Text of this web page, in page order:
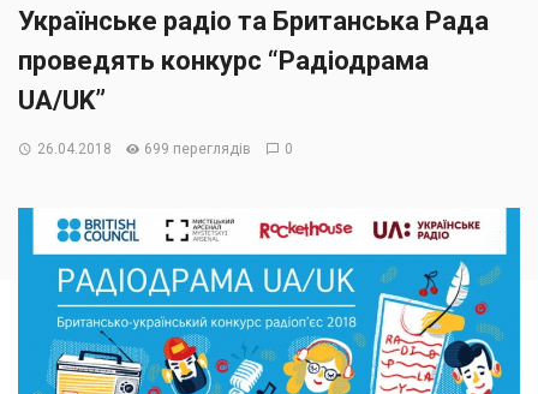
Українське радіо та Британська Рада
проведять конкурс “Радіодрама
UA/UK”
26.04.2018 699 переглядів 0